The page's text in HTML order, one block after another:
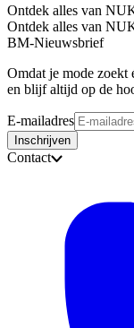
Ontdek alles van
Ontdek alles van
BM-Nieuwsbrief
Omdat je mode
en blijf altijd op de
E-mailadres
Inschrijven
Contact